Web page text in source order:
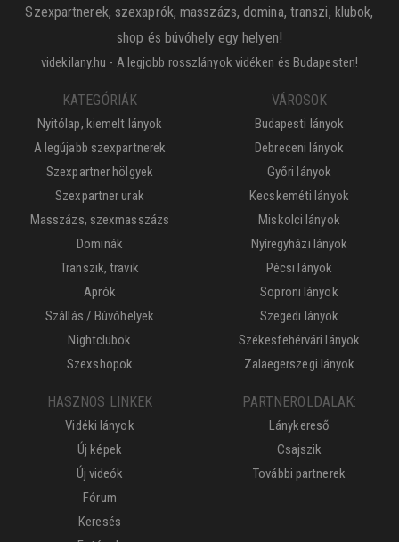
Szexpartnerek, szexaprók, masszázs, domina, transzi, klubok,
shop és búvóhely egy helyen!
videkilany.hu - A legjobb rosszlányok vidéken és Budapesten!
KATEGÓRIÁK
Nyitólap, kiemelt lányok
A legújabb szexpartnerek
Szexpartner hölgyek
Szexpartner urak
Masszázs, szexmasszázs
Dominák
Transzik, travik
Aprók
Szállás / Búvóhelyek
Nightclubok
Szexshopok
VÁROSOK
Budapesti lányok
Debreceni lányok
Győri lányok
Kecskeméti lányok
Miskolci lányok
Nyíregyházi lányok
Pécsi lányok
Soproni lányok
Szegedi lányok
Székesfehérvári lányok
Zalaegerszegi lányok
HASZNOS LINKEK
Vidéki lányok
Új képek
Új videók
Fórum
Keresés
PARTNEROLDALAK:
Lánykereső
Csajszik
További partnerek